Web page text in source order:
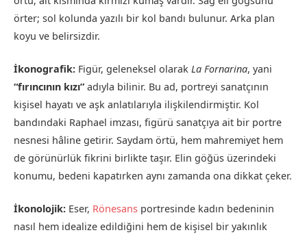
örter; sol kolunda yazılı bir kol bandı bulunur. Arka plan
koyu ve belirsizdir.
İkonografik: Figür, geleneksel olarak La Fornarina, yani
“fırıncının kızı” adıyla bilinir. Bu ad, portreyi sanatçının
kişisel hayatı ve aşk anlatılarıyla ilişkilendirmiştir. Kol
bandındaki Raphael imzası, figürü sanatçıya ait bir portre
nesnesi hâline getirir. Saydam örtü, hem mahremiyet hem
de görünürlük fikrini birlikte taşır. Elin göğüs üzerindeki
konumu, bedeni kapatırken aynı zamanda ona dikkat çeker.
İkonolojik: Eser, Rönesans portresinde kadın bedeninin
nasıl hem idealize edildiğini hem de kişisel bir yakınlık